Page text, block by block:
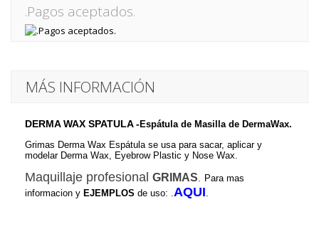
.Pagos aceptados.
MÁS INFORMACIÓN
DERMA WAX SPATULA -Espátula de Masilla de DermaWax.
Grimas Derma Wax Espátula se usa para sacar, aplicar y
modelar Derma Wax, Eyebrow Plastic y Nose Wax.
Maquillaje profesional GRIMAS. Para mas
informacion y EJEMPLOS de uso: .AQUI.